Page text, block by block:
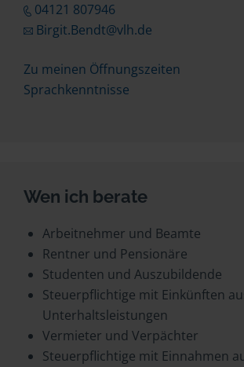
04121 807946
Birgit.Bendt@vlh.de
Zu meinen Öffnungszeiten
Sprachkenntnisse
Wen ich berate
Arbeitnehmer und Beamte
Rentner und Pensionäre
Studenten und Auszubildende
Steuerpflichtige mit Einkünften
Unterhaltsleistungen
Vermieter und Verpächter
Steuerpflichtige mit Einnahmen